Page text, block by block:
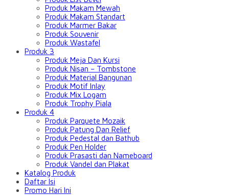
Produk Makam Mewah
Produk Makam Standart
Produk Marmer Bakar
Produk Souvenir
Produk Wastafel
Produk 3
Produk Meja Dan Kursi
Produk Nisan – Tombstone
Produk Material Bangunan
Produk Motif Inlay
Produk Mix Logam
Produk Trophy Piala
Produk 4
Produk Parquete Mozaik
Produk Patung Dan Relief
Produk Pedestal dan Bathub
Produk Pen Holder
Produk Prasasti dan Nameboard
Produk Vandel dan Plakat
Katalog Produk
Daftar Isi
Promo Hari Ini